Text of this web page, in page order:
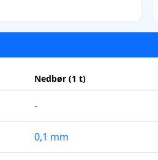
Nedbør (1 t)
-
0,1 mm